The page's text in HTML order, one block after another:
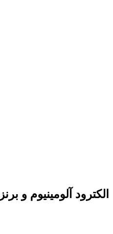
الکترود آلومینیوم و برنز AMA 1075A